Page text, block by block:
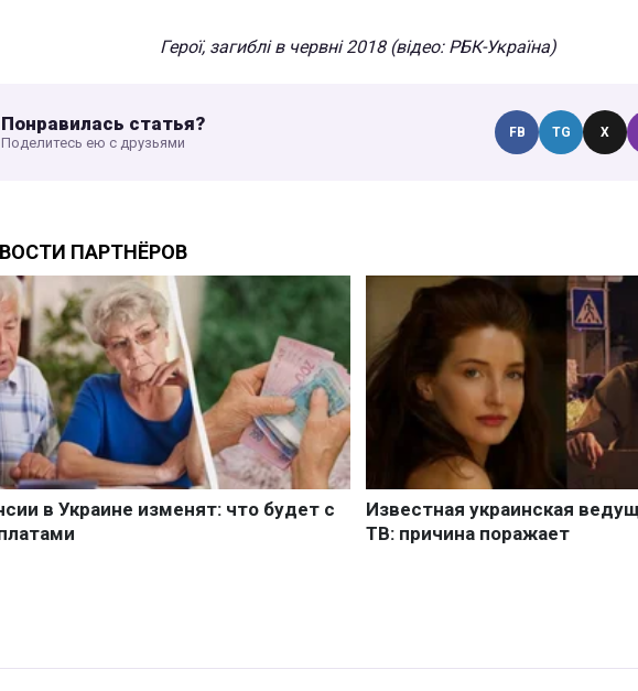
Герої, загиблі в червні 2018 (відео: РБК-Україна)
Понравилась статья?
Поделитесь ею с друзьями
FB TG X